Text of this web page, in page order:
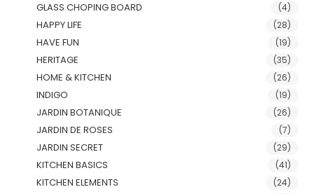
GLASS CHOPING BOARD (4)
HAPPY LIFE (28)
HAVE FUN (19)
HERITAGE (35)
HOME & KITCHEN (26)
INDIGO (19)
JARDIN BOTANIQUE (26)
JARDIN DE ROSES (7)
JARDIN SECRET (29)
KITCHEN BASICS (41)
KITCHEN ELEMENTS (24)